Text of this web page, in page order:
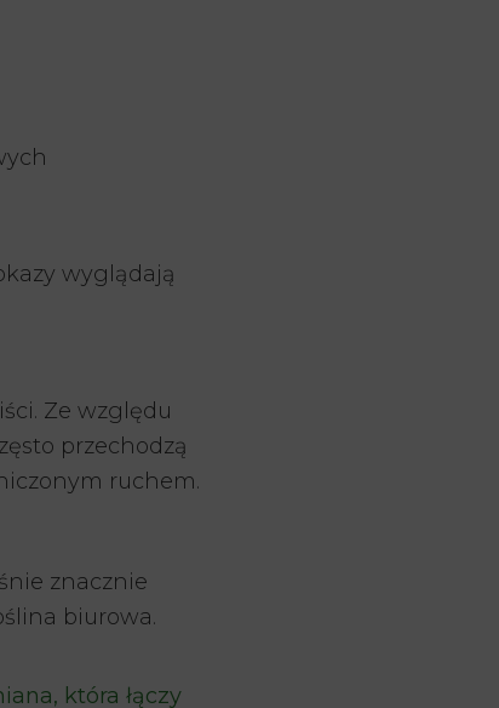
wyglądają
Ze względu
przechodzą
ruchem.
znacznie
biurowa.
która łączy